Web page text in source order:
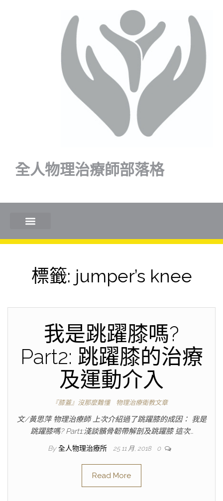
全人物理治療師部落格
標籤: jumper’s knee
我是跳躍膝嗎?
Part2: 跳躍膝的治療
及運動介入
『膝蓋』沒那麼難懂 物理治療衛教文章
文/黃思萍 物理治療師 上次介紹過了跳躍膝的成因： 我是
跳躍膝嗎? Part1:淺談髕骨韌帶解剖及跳躍膝 這次…
By 全人物理治療所 25 11 月, 2018 0
Read More